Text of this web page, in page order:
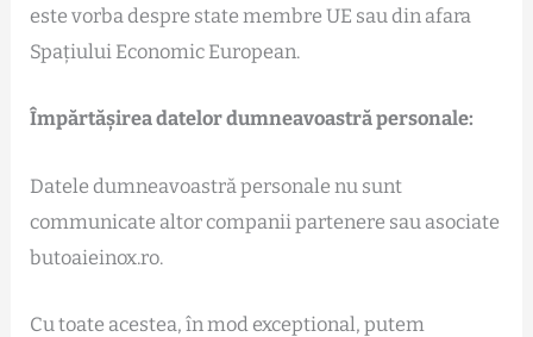
este vorba despre state membre UE sau din afara
Spațiului Economic European.
Împărtășirea datelor dumneavoastră personale:
Datele dumneavoastră personale nu sunt
communicate altor companii partenere sau asociate
butoaieinox.ro.
Cu toate acestea, în mod exceptional, putem